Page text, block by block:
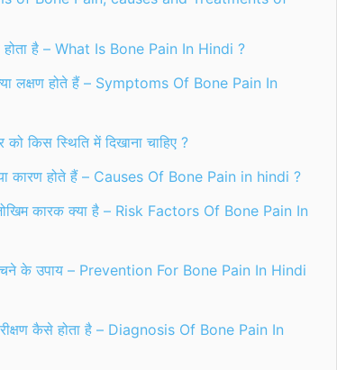
होता है – What Is Bone Pain In Hindi ?
लक्षण होते हैं – Symptoms Of Bone Pain In
किस स्थिति में दिखाना चाहिए ?
कारण होते हैं – Causes Of Bone Pain in hindi ?
कारक क्या है – Risk Factors Of Bone Pain In
के उपाय – Prevention For Bone Pain In Hindi
कैसे होता है – Diagnosis Of Bone Pain In